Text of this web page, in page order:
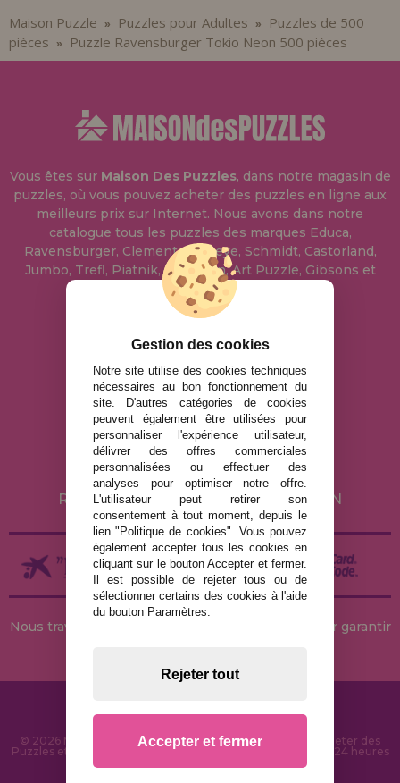
Maison Puzzle » Puzzles pour Adultes »
Puzzles de 500
pièces » Puzzle Ravensburger Tokio Neon 500 pièces
Vous êtes sur Maison Des Puzzles, dans notre magasin de
puzzles, où vous pouvez acheter des puzzles en ligne aux
meilleurs prix sur Internet. Nous avons dans notre
catalogue tous les puzzles des marques Educa,
Ravensburger, Clementoni, Heye, Schmidt, Castorland,
Jumbo, Trefl, Piatnik, Anatolian, Art Puzzle, Gibsons et
bien d'autres.
info@maisondespuzzles.fr
MENTIONS LÉGALES
POLITIQUE DE CONFIDENTIALITÉ
POLITIQUE DE COOKIES
LIVRAISON ET RETOUR
RETOURS / DROIT DE RÉTRACTATION
Nous travaillons avec des stocks permanents pour garantir
© 2026 MaisonDesPuzzles.fr - Boutique en ligne pour acheter des
Puzzles et des Casse-têtes sur Internet. Livraison rapide en 24 heures
Gestion des cookies
Notre site utilise des cookies techniques
nécessaires au bon fonctionnement du
site. D'autres catégories de cookies
peuvent également être utilisées pour
personnaliser l'expérience utilisateur,
délivrer des offres commerciales
personnalisées ou effectuer des
analyses pour optimiser notre offre.
L'utilisateur peut retirer son
consentement à tout moment, depuis le
lien "Politique de cookies". Vous pouvez
également accepter tous les cookies en
cliquant sur le bouton Accepter et fermer.
Il est possible de rejeter tous ou de
sélectionner certains des cookies à l'aide
du bouton Paramètres.
Rejeter tout
Accepter et fermer